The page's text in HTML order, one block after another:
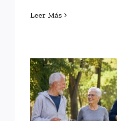
Leer Más
EL